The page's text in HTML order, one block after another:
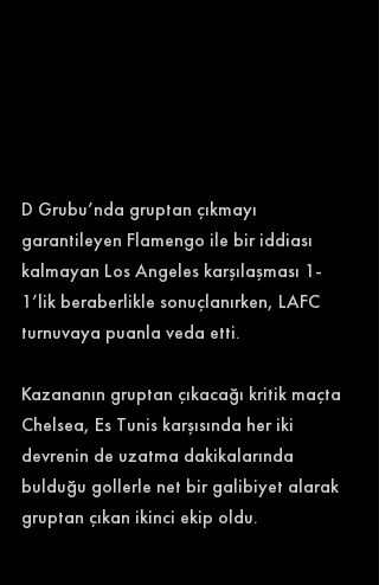
D Grubu’nda gruptan çıkmayı
garantileyen Flamengo ile bir iddiası
kalmayan Los Angeles karşılaşması 1-
1’lik beraberlikle sonuçlanırken, LAFC
turnuvaya puanla veda etti.
Kazananın gruptan çıkacağı kritik maçta
Chelsea, Es Tunis karşısında her iki
devrenin de uzatma dakikalarında
bulduğu gollerle net bir galibiyet alarak
gruptan çıkan ikinci ekip oldu.